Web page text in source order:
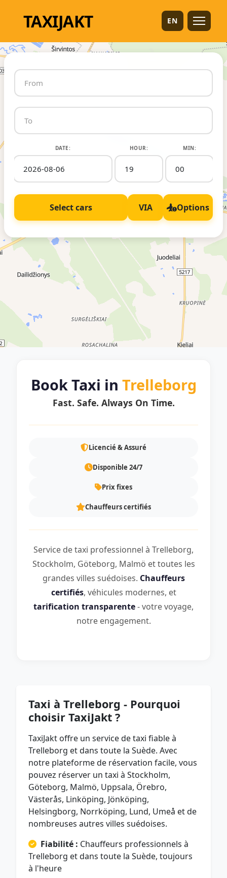
TAXIJAKT EN
DATE: HOUR: MIN:
Select cars VIA Options
Book Taxi in Trelleborg
Fast. Safe. Always On Time.
Licencié & Assuré
Disponible 24/7
Prix fixes
Chauffeurs certifiés
Service de taxi professionnel à Trelleborg,
Stockholm, Göteborg, Malmö et toutes les
grandes villes suédoises. Chauffeurs
certifiés, véhicules modernes, et
tarification transparente- votre voyage,
notre engagement.
Taxi à Trelleborg - Pourquoi
choisir TaxiJakt ?
TaxiJakt offre un service de taxi fiable à
Trelleborg et dans toute la Suède. Avec
notre plateforme de réservation facile, vous
pouvez réserver un taxi à Stockholm,
Göteborg, Malmö, Uppsala, Örebro,
Västerås, Linköping, Jönköping,
Helsingborg, Norrköping, Lund, Umeå et de
nombreuses autres villes suédoises.
Fiabilité : Chauffeurs professionnels à
Trelleborg et dans toute la Suède, toujours
à l'heure